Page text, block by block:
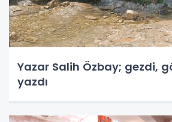
Yazar Salih Özbay; gezdi,
yazdı